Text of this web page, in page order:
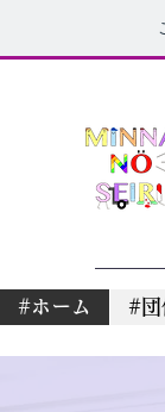
#ホーム #団